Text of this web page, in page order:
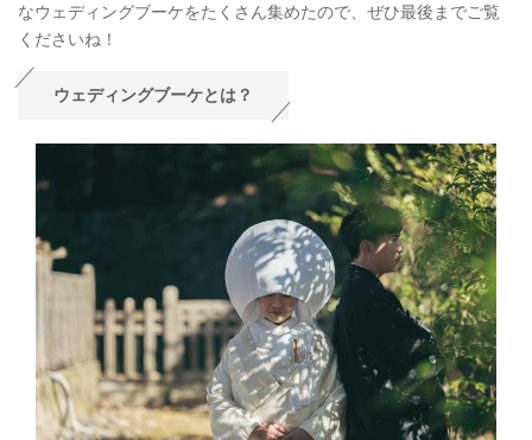
なウェディングブーケをたくさん集めたので、ぜひ最後までご覧
くださいね！
ウェディングブーケとは？